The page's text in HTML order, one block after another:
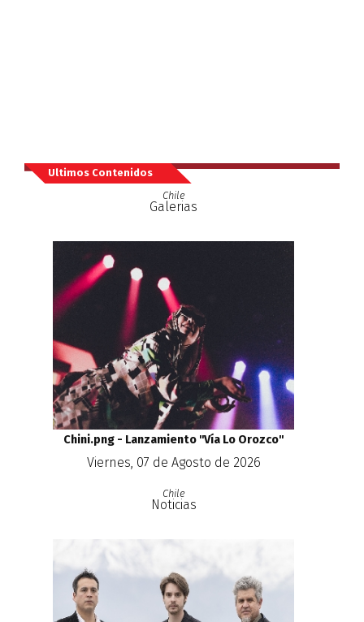
Ultimos Contenidos
Chile
Galerias
Chini.png - Lanzamiento ''Vía Lo Orozco''
Viernes, 07 de Agosto de 2026
Chile
Noticias